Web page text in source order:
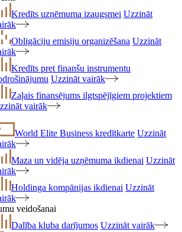
Kredīts uzņēmuma izaugsmei Uzzināt
Obligāciju emisiju organizēšana Uzzināt
Kredīts pret finanšu instrumentu
Uzzināt vairāk
Zaļais finansējums ilgtspējīgiem projektiem
vairāk
World Elite Business kredītkarte Uzzināt
Maza un vidēja uzņēmuma ikdienai Uzzināt
Holdinga kompānijas ikdienai Uzzināt
veidošanai
Dalība kluba darījumos Uzzināt vairāk